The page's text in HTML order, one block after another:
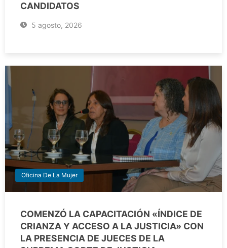
CANDIDATOS
5 agosto, 2026
Oficina De La Mujer
COMENZÓ LA CAPACITACIÓN «ÍNDICE DE
CRIANZA Y ACCESO A LA JUSTICIA» CON
LA PRESENCIA DE JUECES DE LA